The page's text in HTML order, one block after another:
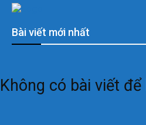
Bài viết mới nhất
Không có bài viết